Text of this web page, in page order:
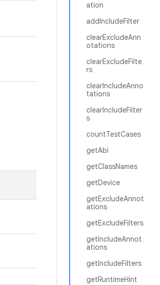
ation
addIncludeFilter
clearExcludeAnn
otations
clearExcludeFilte
rs
clearIncludeAnno
tations
clearIncludeFilter
s
countTestCases
getAbi
getClassNames
getDevice
getExcludeAnnot
ations
getExcludeFilters
getIncludeAnnot
ations
getIncludeFilters
getRuntimeHint